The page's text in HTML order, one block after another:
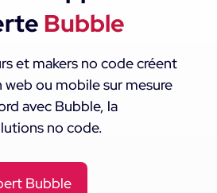
Bubble
et makers no code créent
ou mobile sur mesure
avec Bubble, la
no code.
Bubble